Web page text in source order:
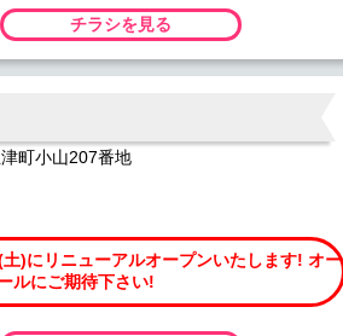
チラシを見る
町小山207番地
)にリニューアルオープンいたします! オー
ルにご期待下さい!